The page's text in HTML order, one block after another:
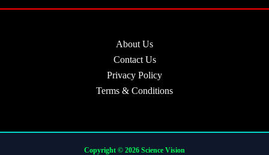
About Us
Contact Us
Privacy Policy
Terms & Conditions
Copyright © 2026 Science Vision